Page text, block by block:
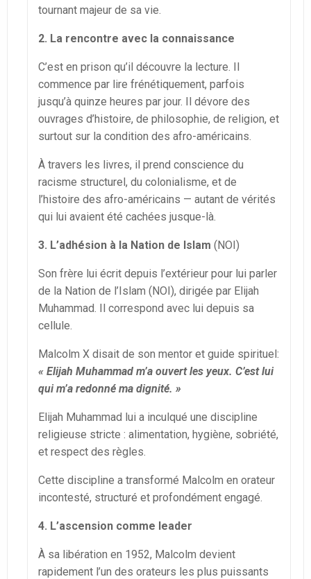
tournant majeur de sa vie.
2. La rencontre avec la connaissance
C’est en prison qu’il découvre la lecture. Il
commence par lire frénétiquement, parfois
jusqu’à quinze heures par jour. Il dévore des
ouvrages d’histoire, de philosophie, de religion, et
surtout sur la condition des afro-américains.
À travers les livres, il prend conscience du
racisme structurel, du colonialisme, et de
l’histoire des afro-américains — autant de vérités
qui lui avaient été cachées jusque-là.
3. L’adhésion à la Nation de Islam (NOI)
Son frère lui écrit depuis l’extérieur pour lui parler
de la Nation de l’Islam (NOI), dirigée par Elijah
Muhammad. Il correspond avec lui depuis sa
cellule.
Malcolm X disait de son mentor et guide spirituel:
« Elijah Muhammad m’a ouvert les yeux. C’est lui
qui m’a redonné ma dignité. »
Elijah Muhammad lui a inculqué une discipline
religieuse stricte : alimentation, hygiène, sobriété,
et respect des règles.
Cette discipline a transformé Malcolm en orateur
incontesté, structuré et profondément engagé.
4. L’ascension comme leader
À sa libération en 1952, Malcolm devient
rapidement l’un des orateurs les plus puissants